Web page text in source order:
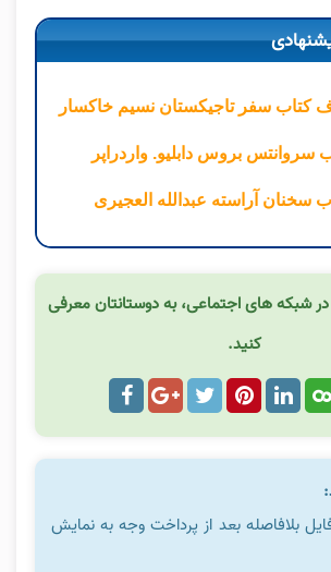
کتاب سفر تاجیکستان نسیم خاکسار
سروانتس بروس دابلیو. واردراپر
سخنان آراسته عبدالله العجیری
شبکه های اجتماعی، به دوستانتان معرفی
کنید.
بلافاصله بعد از پرداخت وجه به نمایش